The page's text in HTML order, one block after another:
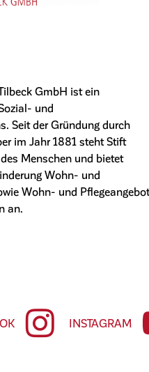
GmbH ist ein
und
Seit der Gründung durch
im Jahr 1881 steht Stift
Menschen und bietet
Wohn- und
Wohn- und
an.
INSTAGRAM